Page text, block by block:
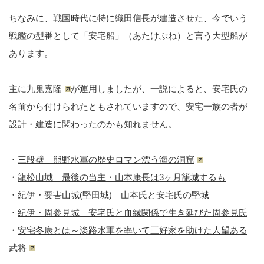
ちなみに、戦国時代に特に織田信長が建造させた、今でいう
戦艦の型番として「安宅船」（あたけぶね）と言う大型船が
あります。
主に九鬼嘉隆
が運用しましたが、一説によると、安宅氏の
名前から付けられたともされていますので、安宅一族の者が
設計・建造に関わったのかも知れません。
・ 三段壁 熊野水軍の歴史ロマン漂う海の洞窟
・ 龍松山城 最後の当主・山本康長は3ヶ月籠城するも
・ 紀伊・要害山城(堅田城) 山本氏と安宅氏の堅城
・ 紀伊・周参見城 安宅氏と血縁関係で生き延びた周参見氏
・ 安宅冬康とは～淡路水軍を率いて三好家を助けた人望ある
武将